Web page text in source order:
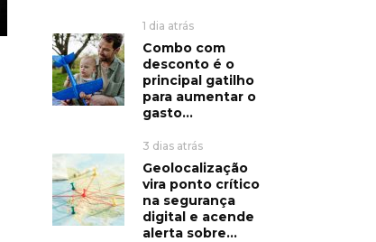
1 dia atrás
Combo com
desconto é o
principal gatilho
para aumentar o
gasto...
3 dias atrás
Geolocalização
vira ponto crítico
na segurança
digital e acende
alerta sobre...